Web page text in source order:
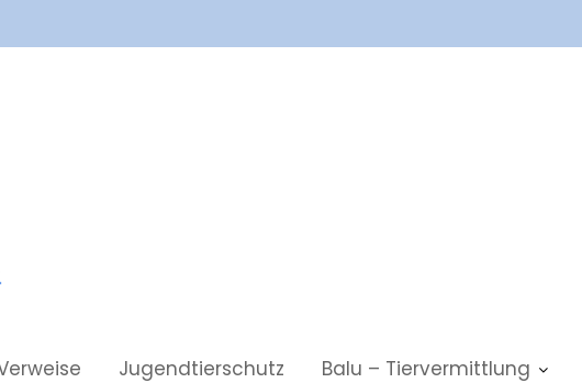
Jugendtierschutz Balu – Tiervermittlung